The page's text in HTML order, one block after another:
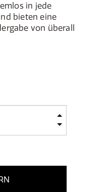
in jede
bieten eine
von überall